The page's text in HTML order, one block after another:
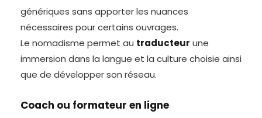
génériques sans apporter les nuances
nécessaires pour certains ouvrages.
Le nomadisme permet au traducteur une
immersion dans la langue et la culture choisie ainsi
que de développer son réseau.
Coach ou formateur en ligne